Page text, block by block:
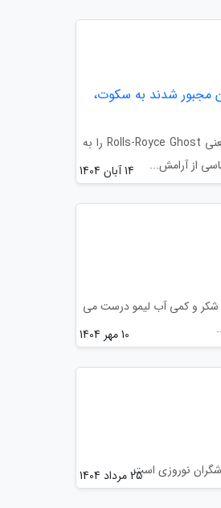
گوست 2020 ، چرا مهندسان مجبور شدند به سکوت،
در سال 2020، مهندسان رولزرویس تصمیم گرفتند خودروی نو خود یعنی Rolls-Royce Ghost را به
از آرامش...
14 آبان 1404
شکر و کمی آب لیمو درست می
10 مهر 1404
نوروزی است.
25 مرداد 1404